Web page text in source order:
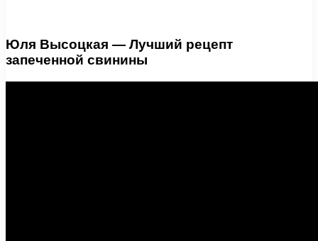
Юля Высоцкая — Лучший рецепт
запеченной свинины